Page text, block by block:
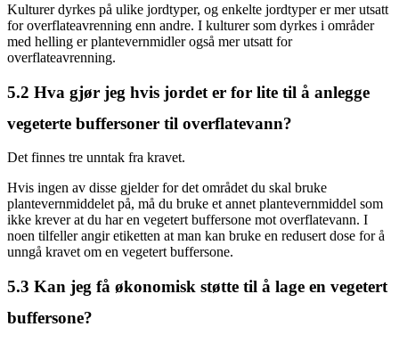
Kulturer dyrkes på ulike jordtyper, og enkelte jordtyper er mer utsatt
for overflateavrenning enn andre. I kulturer som dyrkes i områder
med helling er plantevernmidler også mer utsatt for
overflateavrenning.
5.2 Hva gjør jeg hvis jordet er for lite til å anlegge
vegeterte buffersoner til overflatevann?
Det finnes tre unntak fra kravet.
Hvis ingen av disse gjelder for det området du skal bruke
plantevernmiddelet på, må du bruke et annet plantevernmiddel som
ikke krever at du har en vegetert buffersone mot overflatevann. I
noen tilfeller angir etiketten at man kan bruke en redusert dose for å
unngå kravet om en vegetert buffersone.
5.3 Kan jeg få økonomisk støtte til å lage en vegetert
buffersone?